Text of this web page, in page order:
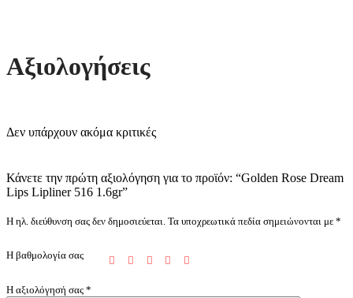
Αξιολογήσεις
Δεν υπάρχουν ακόμα κριτικές
Κάνετε την πρώτη αξιολόγηση για το προϊόν: “Golden Rose Dream
Lips Lipliner 516 1.6gr”
Η ηλ. διεύθυνση σας δεν δημοσιεύεται. Τα υποχρεωτικά πεδία σημειώνονται με *
Η βαθμολογία σας
Η αξιολόγησή σας *